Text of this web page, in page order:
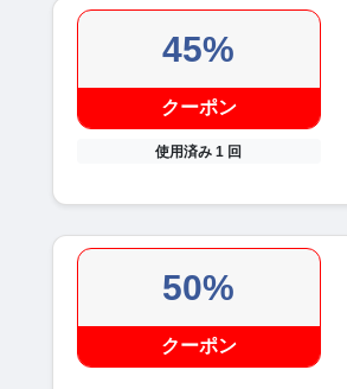
45%
クーポン
使用済み 1 回
50%
クーポン